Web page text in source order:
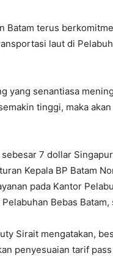
Batam terus
laut di
yang senantiasa
tinggi, maka
7 dollar
Kepala BP Batam
pada Kantor
Bebas
Sirait mengatakan,
penyesuaian tarif